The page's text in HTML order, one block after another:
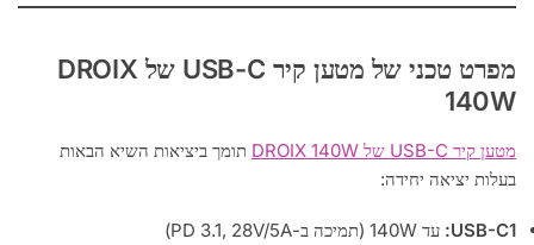
מפרט טכני של מטען קיר USB-C של DROIX
140W
מטען קיר USB-C של DROIX 140W
תומך ביציאות השיא הבאות
בעלות יציאה יחידה:
USB-C1: עד 140W (תמיכה ב-PD 3.1, 28V/5A)